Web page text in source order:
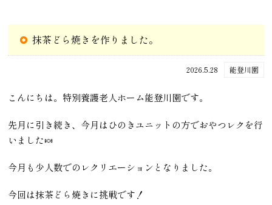
抹茶どら焼きを作りました。
2026.5.28 能登川園
こんにちは。特別養護老人ホーム能登川園です。
先月に引き続き、今月はひのきユニットの方でおやつレクを行
いました🍬
今月も少人数でのレクリエーションとなりました。
今回は抹茶どら焼きに挑戦です！